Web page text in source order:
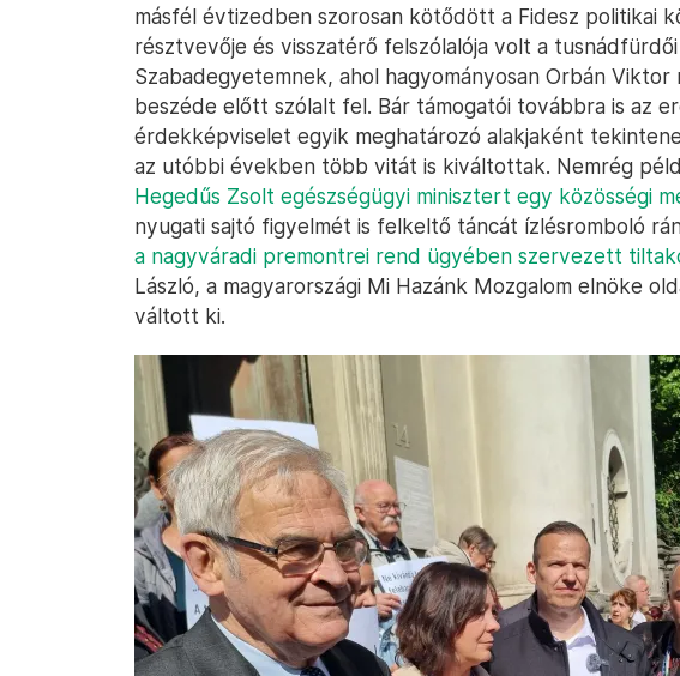
másfél évtizedben szorosan kötődött a Fidesz politikai
résztvevője és visszatérő felszólalója volt a
Szabadegyetemnek, ahol hagyományosan Orbán Viktor
beszéde előtt szólalt fel. Bár támogatói továbbra is az
érdekképviselet egyik meghatározó alakjaként
az utóbbi években több vitát is kiváltottak. Nemrég
Hegedűs Zsolt egészségügyi minisztert egy közösségi
nyugati sajtó figyelmét is felkeltő táncát ízlésromboló
a nagyváradi premontrei rend ügyében szervezett
László, a magyarországi Mi Hazánk Mozgalom elnöke
váltott ki.